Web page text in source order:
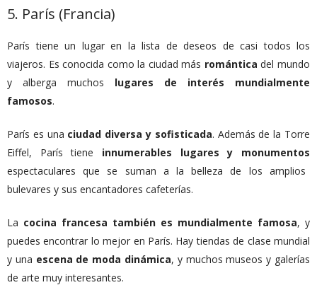
5. París (Francia)
París tiene un lugar en la lista de deseos de casi todos los
viajeros. Es conocida como la ciudad más romántica del mundo
y alberga muchos lugares de interés mundialmente
famosos.
París es una ciudad diversa y sofisticada. Además de la Torre
Eiffel, París tiene innumerables lugares y monumentos
espectaculares que se suman a la belleza de los amplios
bulevares y sus encantadores cafeterías.
La cocina francesa también es mundialmente famosa, y
puedes encontrar lo mejor en París. Hay tiendas de clase mundial
y una escena de moda dinámica, y muchos museos y galerías
de arte muy interesantes.